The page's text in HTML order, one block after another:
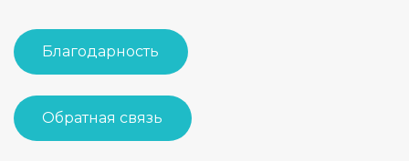
Благодарность
Обратная связь